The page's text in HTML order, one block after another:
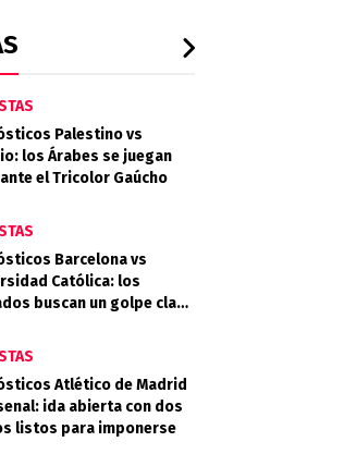
Palestino vs
los Árabes se juegan
el Tricolor Gaúcho
Barcelona vs
Católica: los
buscan un golpe clave
Atlético de Madrid
ida abierta con dos
listos para imponerse